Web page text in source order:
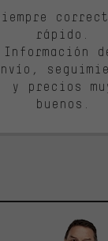
rápido.
Información
y precios
buenos.